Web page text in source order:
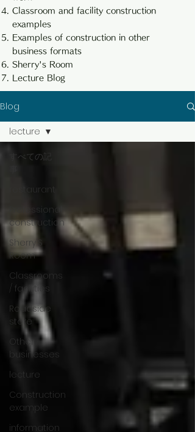
Classroom and facility construction
examples
Examples of construction in other
business formats
Sherry's Room
Lecture Blog
Blog
すべての記
restaurant
Professional
construction
Sherry'S
Room
Classrooms
/ facilities
Roadside
store
Other
businesses
lecture
Construction
example
information
lecture